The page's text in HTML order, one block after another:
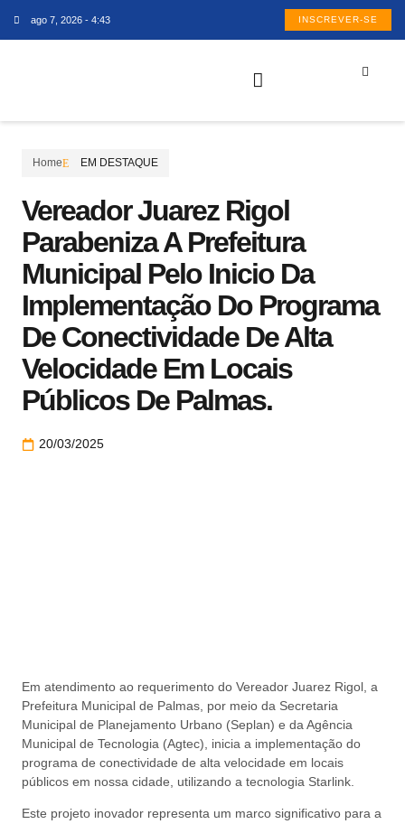
ago 7, 2026 - 4:43 INSCREVER-SE
Home EM DESTAQUE
Vereador Juarez Rigol
Parabeniza A Prefeitura
Municipal Pelo Inicio Da
Implementação Do Programa
De Conectividade De Alta
Velocidade Em Locais
Públicos De Palmas.
20/03/2025
Em atendimento ao requerimento do Vereador Juarez Rigol, a
Prefeitura Municipal de Palmas, por meio da Secretaria
Municipal de Planejamento Urbano (Seplan) e da Agência
Municipal de Tecnologia (Agtec), inicia a implementação do
programa de conectividade de alta velocidade em locais
públicos em nossa cidade, utilizando a tecnologia Starlink.
Este projeto inovador representa um marco significativo para a